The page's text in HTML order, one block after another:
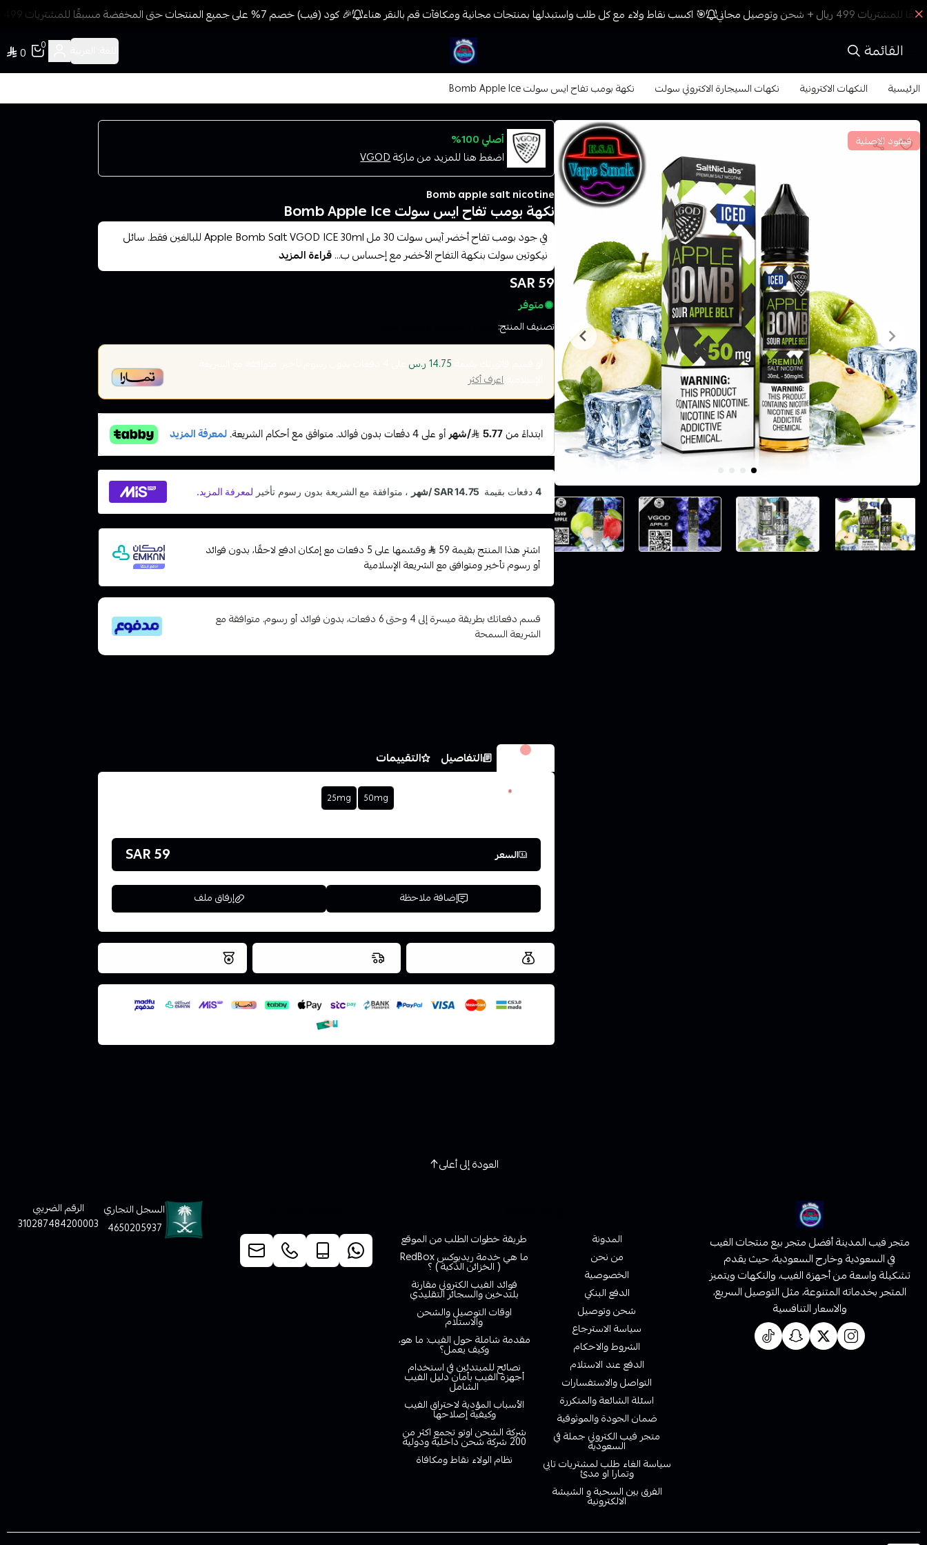
🎯 اكسب نقاط ولاء مع كل طلب واستبدلها بمنتجات مجانية ومكافآت قم بالنقر هناء 🎉 كود (فيب) خصم 7% على جميع المنتجات حتى المخفضة مسبقًا للمشتريات 499 ريال + شحن وتوصيل مجاني
القائمة فيب المدينة
0
0
الرئيسية النكهات الاكترونية نكهات السيجارة الاكتروني سولت نكهة بومب تفاح ايس سولت Bomb Apple Ice
فيقود الاصلية
أصلي 100%
اضغط هنا للمزيد من ماركةVGOD
Bomb apple salt nicotine
نكهة بومب تفاح ايس سولت Bomb Apple Ice
في جود بومب تفاح أخضر آيس سولت 30 مل Apple Bomb Salt VGOD ICE 30ml للبالغين فقط. سائل
نيكوتين سولت بنكهة التفاح الأخضر مع إحساس ب...قراءة المزيد
59 SAR
متوفر
تصنيف المنتج:
14.75 ر.س على
الإسلاميةاعرف أكثر
اشترِ هذا المنتج بقيمة 59
وقسّمها على 5 دفعات مع إمكان ادفع لاحقًا، بدون فوائد
أو رسوم تأخير ومتوافق مع الشريعة الإسلامية
قسم دفعاتك بطريقة ميسرة إلى 4 وحتى 6 دفعات، بدون فوائد أو رسوم. متوافقة مع
الشريعة السمحة
الخيارات التفاصيل التقييمات
*
50mg
25mg
السعر 59 SAR
إضافة ملاحظة إرفاق ملف
اسحب و افلت الملف هنا
استعراض
العروض والشحن مجاني نتميز بلجودة والتخزين الامن
العودة إلى أعلى
متجر فيب المدينة أفضل متجر بيع منتجات الفيب
في السعودية وخارج السعودية، حيث يقدم
تشكيلة واسعة من أجهزة الفيب، والنكهات ويتميز
المتجر بخدماته المتنوعة، مثل التوصيل السريع،
والاسعار التنافسية
المدونة
من نحن
الخصوصية
الدفع البنكي
شحن وتوصيل
سياسة الاسترجاع
الشروط والاحكام
الدفع عند الاستلام
التواصل والاستفسارات
اسئلة الشائعة والمتكررة
ضمان الجودة والموثوقية
متجر فيب الكتروني جملة في
السعودية
سياسة الغاء طلب لمشتريات تابي
وتمارا او مدئ
الفرق بين السحبة و الشيشة
الالكترونية
طريقة خطوات الطلب من الموقع
ما هي خدمة ريدبوكس RedBox
( الخزائن الذكية ) ؟
فوائد الفيب الكتروني مقارنة
بلتدخين والسجائر التقليدي
اوقات التوصيل والشحن
والاستلام
مقدمة شاملة حول الفيب: ما هو،
وكيف يعمل؟
نصائح للمبتدئين في استخدام
أجهزة الفيب بأمان دليل الفيب
الشامل
الأسباب المؤدية لاحتراق الفيب
وكيفية إصلاحها
شركة الشحن اوتو تجمع اكثر من
200 شركة شحن داخلية ودولية
نظام الولاء نقاط ومكافاة
السجل التجاري
4650205937
الرقم الضريبي
310287484200003